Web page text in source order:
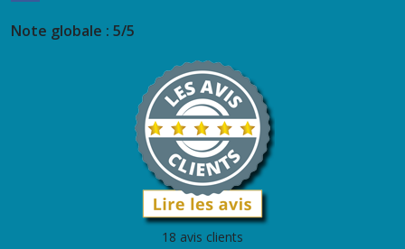
Note globale : 5/5
18 avis clients